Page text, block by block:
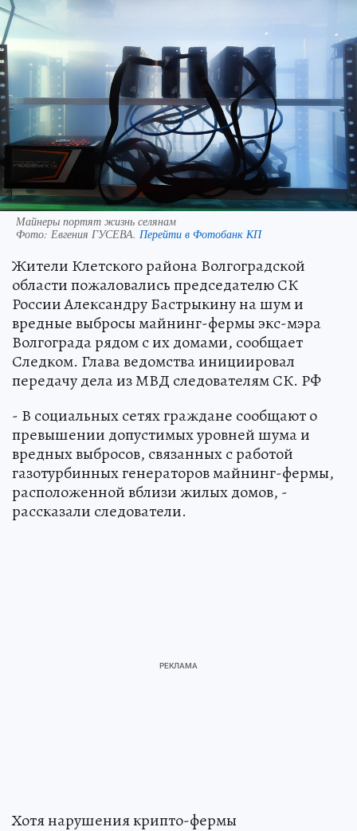
Майнеры портят жизнь селянам
Фото: Евгения ГУСЕВА. Перейти в Фотобанк КП
Жители Клетского района Волгоградской
области пожаловались председателю СК
России Александру Бастрыкину на шум и
вредные выбросы майнинг-фермы экс-мэра
Волгограда рядом с их домами, сообщает
Следком. Глава ведомства инициировал
передачу дела из МВД следователям СК. РФ
- В социальных сетях граждане сообщают о
превышении допустимых уровней шума и
вредных выбросов, связанных с работой
газотурбинных генераторов майнинг-фермы,
расположенной вблизи жилых домов, -
рассказали следователи.
Хотя нарушения крипто-фермы